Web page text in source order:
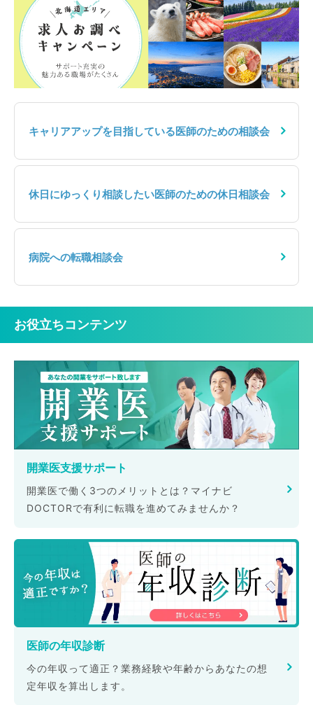
キャリアアップを目指している医師のための相談会
休日にゆっくり相談したい医師のための休日相談会
病院への転職相談会
お役立ちコンテンツ
開業医支援サポート
開業医で働く3つのメリットとは？マイナビ
DOCTORで有利に転職を進めてみませんか？
医師の年収診断
今の年収って適正？業務経験や年齢からあなたの想
定年収を算出します。